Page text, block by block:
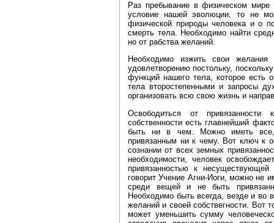
Раз пребывание в физическом
условие нашей эволюции, то не
физической природы человека и о
смерть тела. Необходимо найти
но от рабства желаний.
Необходимо изжить свои
удовлетворению постольку,
функций нашего тела, которое есть
тела второстепенными и запросы
организовать всю свою жизнь и
Освободиться от привязанности
собственности есть главнейший
быть ни в чем. Можно иметь
привязанным ни к чему. Вот ключ к
сознании от всех земных
необходимости, человек
привязанностью к
говорит Учение Агни‑Иоги, можно
среди вещей и не быть
Необходимо быть всегда, везде и во
желаний и своей собствегности. Вот
может уменьшить сумму